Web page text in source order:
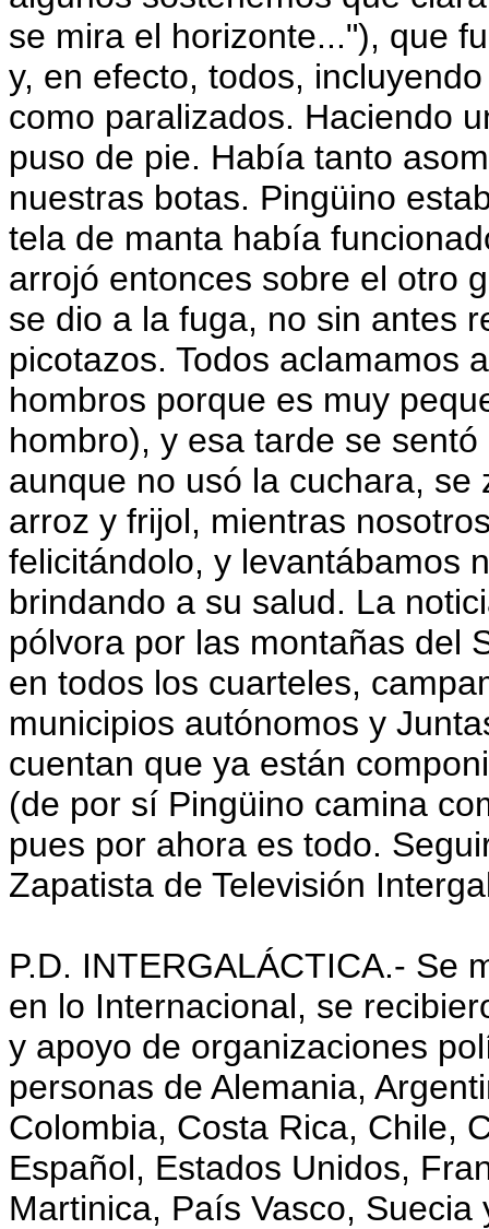
se mira el horizonte..."), que
y, en efecto, todos,
como paralizados. Haciendo
puso de pie. Había tanto
nuestras botas. Pingüino
tela de manta había
arrojó entonces sobre el otro
se dio a la fuga, no sin antes
picotazos. Todos aclamamos
hombros porque es muy
hombro), y esa tarde se
aunque no usó la cuchara,
arroz y frijol, mientras
felicitándolo, y levantábamos
brindando a su salud. La
pólvora por las montañas del
en todos los cuarteles,
municipios autónomos y
cuentan que ya están
(de por sí Pingüino camina
pues por ahora es todo.
Zapatista de Televisión
P.D. INTERGALÁCTICA.- Se
en lo Internacional, se
y apoyo de organizaciones
personas de Alemania,
Colombia, Costa Rica, Chile,
Español, Estados Unidos,
Martinica, País Vasco, Suecia